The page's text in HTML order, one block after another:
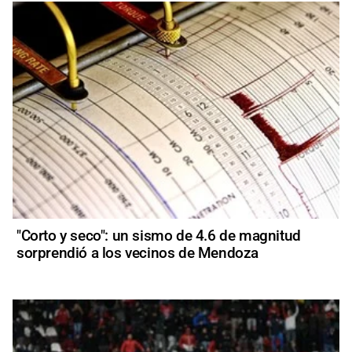
"Corto y seco": un sismo de 4.6 de magnitud
sorprendió a los vecinos de Mendoza